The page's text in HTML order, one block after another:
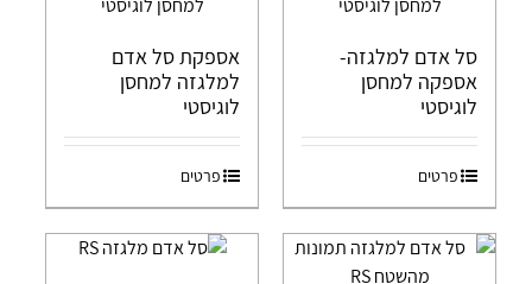
סל אדם למלגזה-
אספקה למחסן
לוגיסטי
פרטים
אספקת סל אדם
למלגזה למחסן
לוגיסטי
פרטים